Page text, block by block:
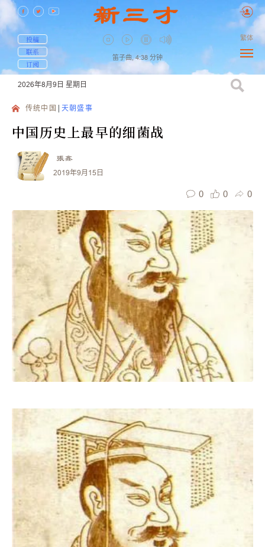
投稿
联系
订阅
笛子曲, 4:38 分钟
繁体
2026年8月9日 星期日
传统中国 天朝盛事
中国历史上最早的细菌战
張鑫
2019年9月15日
0 0 0